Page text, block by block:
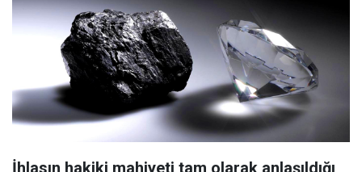
İhlasın hakiki mahiyeti tam olarak anlaşıldığı